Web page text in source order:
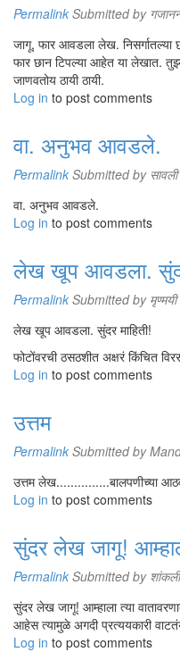
Permalink Submitted by
जागू, फार आवडला लेख. निसर्गातल्या
फार छान टिपल्या आहेत या लेखात.
जाणवतोय ठायी ठायी.
Log in to post comments
वा. अनुभव आवडले.
Permalink Submitted by सावली
वा. अनुभव आवडले.
Log in to post comments
लेख खूप आवडला.
Permalink Submitted by मृण्मयी
लेख खूप आवडला. सुंदर माहिती!
फोटोंवरची ठसठशीत अक्षरं किंचित
Log in to post comments
उत्तम
Permalink Submitted by
उत्तम लेख...............बालपणीच्या
Log in to post comments
सुंदर लेख जागू!
Permalink Submitted by शांकली
सुंदर लेख जागू! आम्हाला त्या
आहेस त्यामुळे अगदी प्रत्ययकारी
Log in to post comments